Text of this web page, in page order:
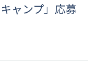
ャンプ」応募